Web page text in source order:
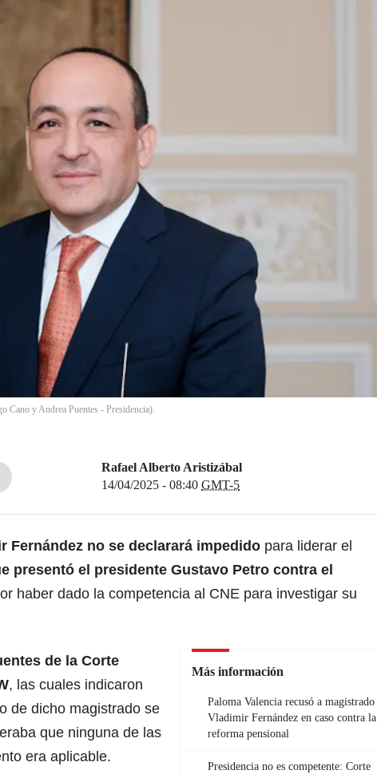
Cano y Andrea Puentes - Presidencia).
Rafael Alberto Aristizábal
14/04/2025 - 08:40 GMT-5
Fernández no se declarará impedido para liderar el
presentó el presidente Gustavo Petro contra el
haber dado la competencia al CNE para investigar su
Más información
Paloma Valencia recusó a magistrado
Vladimir Fernández en caso contra la
reforma pensional
Presidencia no es competente: Corte
de la Corte
, las cuales indicaron
de dicho magistrado se
que ninguna de las
era aplicable.